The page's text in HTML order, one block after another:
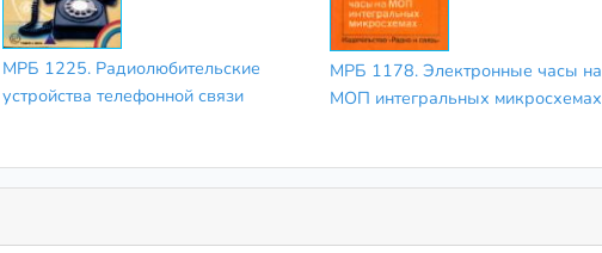
МРБ 1225. Радиолюбительские
устройства телефонной связи
МРБ 1178. Электронные часы на
МОП интегральных микросхемах